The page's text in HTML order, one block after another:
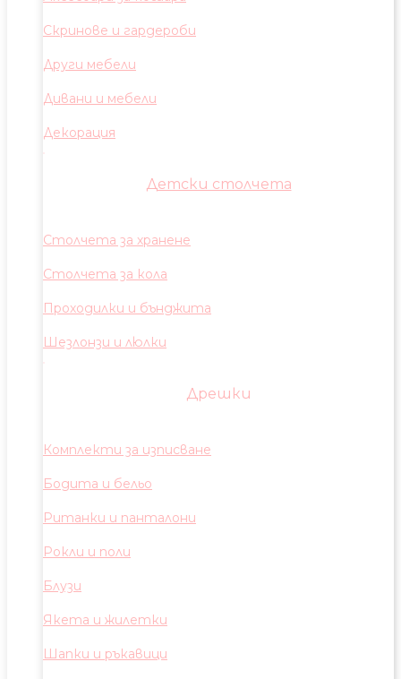
Скринове и гардероби
Други мебели
Дивани и мебели
Декорация
Детски столчета
Столчета за хранене
Столчета за кола
Проходилки и бънджита
Шезлонзи и люлки
Дрешки
Комплекти за изписване
Бодита и бельо
Ританки и панталони
Рокли и поли
Блузи
Якета и жилетки
Шапки и ръкавици